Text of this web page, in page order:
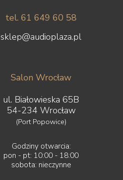
tel. 61 649 60 58
sklep@audioplaza.pl
Salon Wrocław
ul. Białowieska 65B
54-234 Wrocław
(Port Popowice)
Godziny otwarcia:
pon - pt: 10:00 - 18:00
sobota: nieczynne